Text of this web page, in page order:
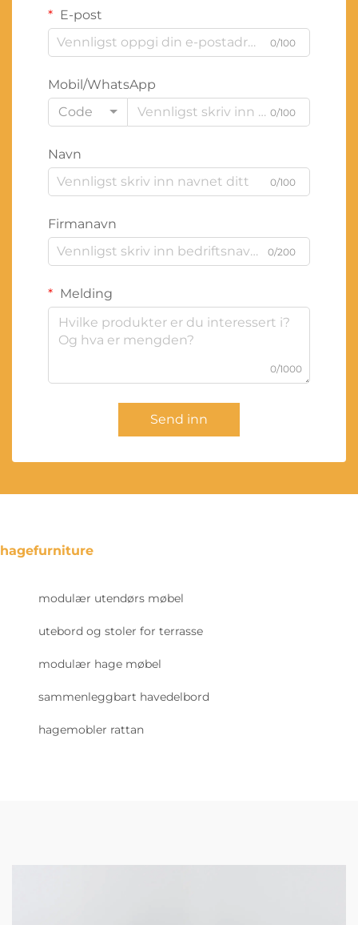
E-post
0/100
Mobil/WhatsApp
Code
0/100
Navn
0/100
Firmanavn
0/200
Melding
0/1000
Send inn
hagefurniture
modulær utendørs møbel
utebord og stoler for terrasse
modulær hage møbel
sammenleggbart havedelbord
hagemobler rattan